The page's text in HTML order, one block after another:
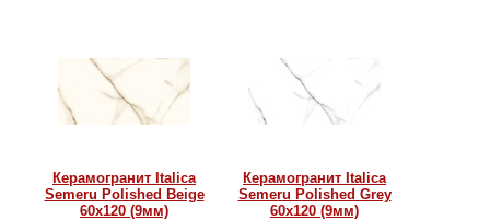
Керамогранит Italica
Semeru Polished Beige
60х120 (9мм)
Керамогранит Italica
Semeru Polished Grey
60х120 (9мм)